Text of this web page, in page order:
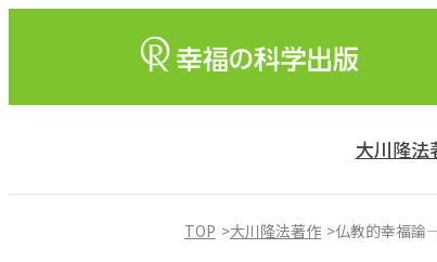
大川隆法
TOP 大川隆法著作 仏教的幸福